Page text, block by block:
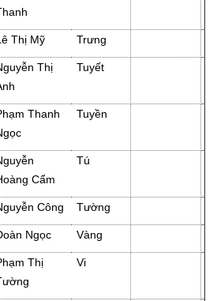
Thị Mỹ Trưng
Thị
Tuyết
Thanh
Tuyền
Cẩm
Tú
Công Tường
Ngọc Vàng
Thị
Vi